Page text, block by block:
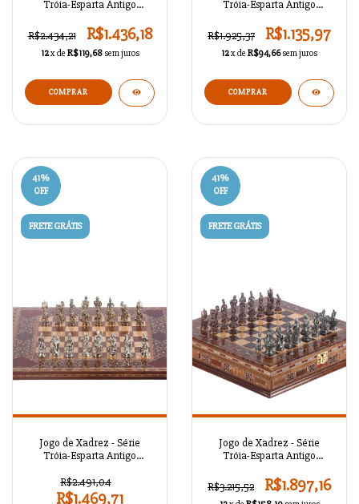
Tróia-Esparta Antigo
R$2.434,21
R$1.436,18
12x de R$119,68 sem juros
COMPRAR
Tróia-Esparta Antigo
R$1.925,37
R$1.135,97
12x de R$94,66 sem juros
41%
OFF
FRETE GRÁTIS
Jogo de Xadrez - Série
Tróia-Esparta Antigo
R$2.491,04
R$1.469,71
41%
OFF
FRETE GRÁTIS
Jogo de Xadrez - Série
Tróia-Esparta Antigo
R$3.215,52
R$1.897,16